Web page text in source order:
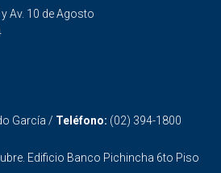
Av. 10 de Agosto
García / Teléfono: (02) 394-1800
Edificio Banco Pichincha 6to Piso